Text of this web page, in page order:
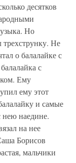
десятков
Но
Не
о балалайке с
с
Ему
ему этот
и самые
нею наедине.
на нее
Борисов
мальчики